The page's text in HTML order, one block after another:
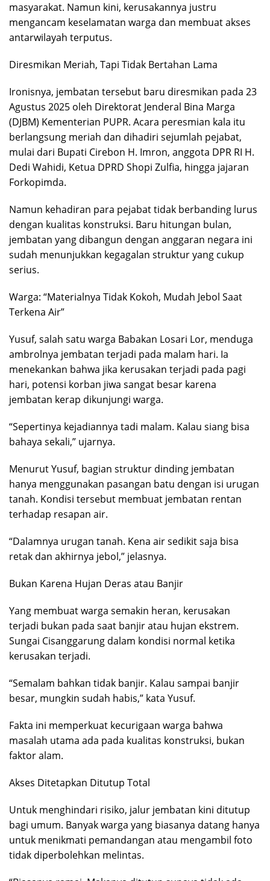
masyarakat. Namun kini, kerusakannya justru
mengancam keselamatan warga dan membuat akses
antarwilayah terputus.
Diresmikan Meriah, Tapi Tidak Bertahan Lama
Ironisnya, jembatan tersebut baru diresmikan pada 23
Agustus 2025 oleh Direktorat Jenderal Bina Marga
(DJBM) Kementerian PUPR. Acara peresmian kala itu
berlangsung meriah dan dihadiri sejumlah pejabat,
mulai dari Bupati Cirebon H. Imron, anggota DPR RI H.
Dedi Wahidi, Ketua DPRD Shopi Zulfia, hingga jajaran
Forkopimda.
Namun kehadiran para pejabat tidak berbanding lurus
dengan kualitas konstruksi. Baru hitungan bulan,
jembatan yang dibangun dengan anggaran negara ini
sudah menunjukkan kegagalan struktur yang cukup
serius.
Warga: “Materialnya Tidak Kokoh, Mudah Jebol Saat
Terkena Air”
Yusuf, salah satu warga Babakan Losari Lor, menduga
ambrolnya jembatan terjadi pada malam hari. Ia
menekankan bahwa jika kerusakan terjadi pada pagi
hari, potensi korban jiwa sangat besar karena
jembatan kerap dikunjungi warga.
“Sepertinya kejadiannya tadi malam. Kalau siang bisa
bahaya sekali,” ujarnya.
Menurut Yusuf, bagian struktur dinding jembatan
hanya menggunakan pasangan batu dengan isi urugan
tanah. Kondisi tersebut membuat jembatan rentan
terhadap resapan air.
“Dalamnya urugan tanah. Kena air sedikit saja bisa
retak dan akhirnya jebol,” jelasnya.
Bukan Karena Hujan Deras atau Banjir
Yang membuat warga semakin heran, kerusakan
terjadi bukan pada saat banjir atau hujan ekstrem.
Sungai Cisanggarung dalam kondisi normal ketika
kerusakan terjadi.
“Semalam bahkan tidak banjir. Kalau sampai banjir
besar, mungkin sudah habis,” kata Yusuf.
Fakta ini memperkuat kecurigaan warga bahwa
masalah utama ada pada kualitas konstruksi, bukan
faktor alam.
Akses Ditetapkan Ditutup Total
Untuk menghindari risiko, jalur jembatan kini ditutup
bagi umum. Banyak warga yang biasanya datang hanya
untuk menikmati pemandangan atau mengambil foto
tidak diperbolehkan melintas.